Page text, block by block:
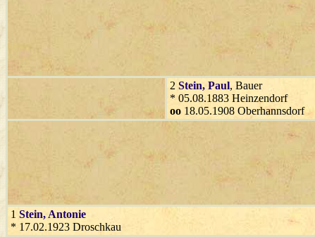
2 Stein, Paul, Bauer
* 05.08.1883 Heinzendorf
oo 18.05.1908 Oberhannsdorf
1 Stein, Antonie
* 17.02.1923 Droschkau